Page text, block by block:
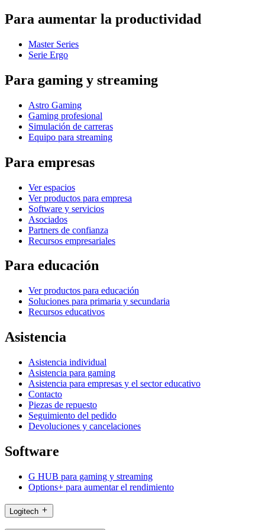
Para aumentar la productividad
Master Series
Serie Ergo
Para gaming y streaming
Astro Gaming
Gaming profesional
Simulación de carreras
Equipo para streaming
Para empresas
Ver espacios
Ver productos para empresa
Software y servicios
Asociados
Partners de confianza
Recursos empresariales
Para educación
Ver productos para educación
Soluciones para primaria y secundaria
Recursos educativos
Asistencia
Asistencia individual
Asistencia para gaming
Asistencia para empresas y el sector educativo
Contacto
Piezas de repuesto
Seguimiento del pedido
Devoluciones y cancelaciones
Software
G HUB para gaming y streaming
Options+ para aumentar el rendimiento
Logitech